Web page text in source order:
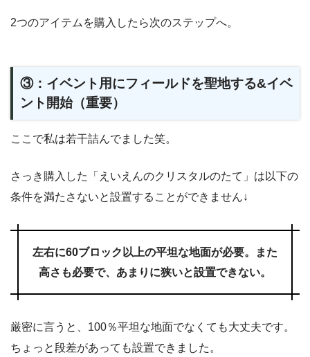
2つのアイテムを購入したら次のステップへ。
③：イベント用にフィールドを聖地する&イベ
ント開始（重要）
ここで私は若干詰んでました笑。
さっき購入した「えいえんのクリスタルのたて」は以下の
条件を満たさないと設置することができません↓
左右に60ブロック以上の平坦な地面が必要。また
高さも必要で、あまりに狭いと設置できない。
厳密に言うと、100％平坦な地面でなくても大丈夫です。
ちょっと段差があっても設置できました。